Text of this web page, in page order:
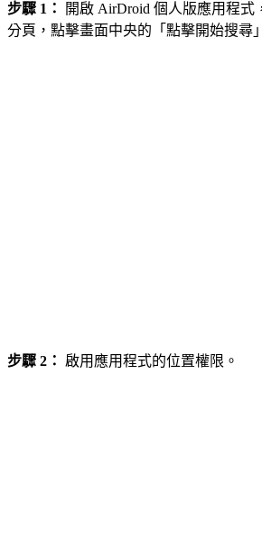
步驟 1：
開啟 AirDroid 個人版應用程式
分頁，點擊畫面中央的「點擊開始搜尋
步驟 2： 啟用應用程式的位置權限。